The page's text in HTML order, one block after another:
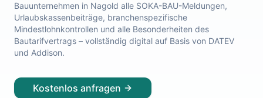
Bauunternehmen in Nagold alle SOKA-BAU-Meldungen,
Urlaubskassenbeiträge, branchenspezifische
Mindestlohnkontrollen und alle Besonderheiten des
Bautarifvertrags – vollständig digital auf Basis von DATEV
und Addison.
Kostenlos anfragen
Lohnabrechnung Heidelberg
Lohnabrechnung Ulm
Lohnabrechnung Reutlingen
Lohnabrechnung Tübingen
Lohnabrechnung Konstanz
Lohnabrechnung Ludwigsburg